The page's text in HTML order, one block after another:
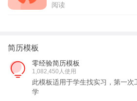
阅读
简历模板
零经验简历模板
1,082,450人使用
此模板适用于学生找实习，第一次
学